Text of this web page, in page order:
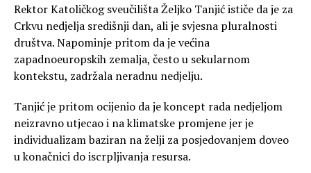
Rektor Katoličkog sveučilišta Željko Tanjić ističe da je za
Crkvu nedjelja središnji dan, ali je svjesna pluralnosti
društva. Napominje pritom da je većina
zapadnoeuropskih zemalja, često u sekularnom
kontekstu, zadržala neradnu nedjelju.
Tanjić je pritom ocijenio da je koncept rada nedjeljom
neizravno utjecao i na klimatske promjene jer je
individualizam baziran na želji za posjedovanjem doveo
u konačnici do iscrpljivanja resursa.